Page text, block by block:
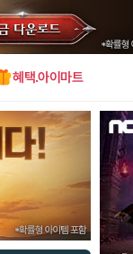
혜택.아이마트